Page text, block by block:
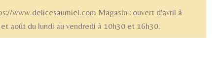
www.delicesaumiel.com Magasin : ouvert d'avril à
août du lundi au vendredi à 10h30 et 16h30.